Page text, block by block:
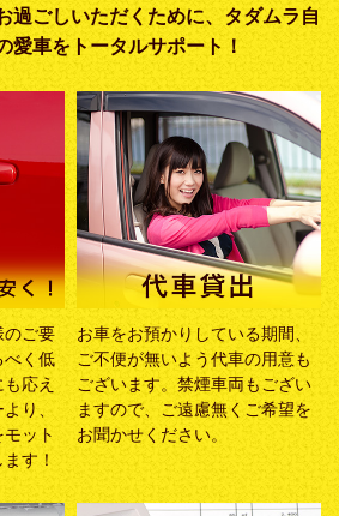
過ごしいただくために、タダムラ自
愛車をトータルサポート！
のご要
べく低
応え
り、
ット
す！
お車をお預かりしている期間、
ご不便が無いよう代車の用意も
ございます。禁煙車両もござい
ますので、ご遠慮無くご希望を
お聞かせください。